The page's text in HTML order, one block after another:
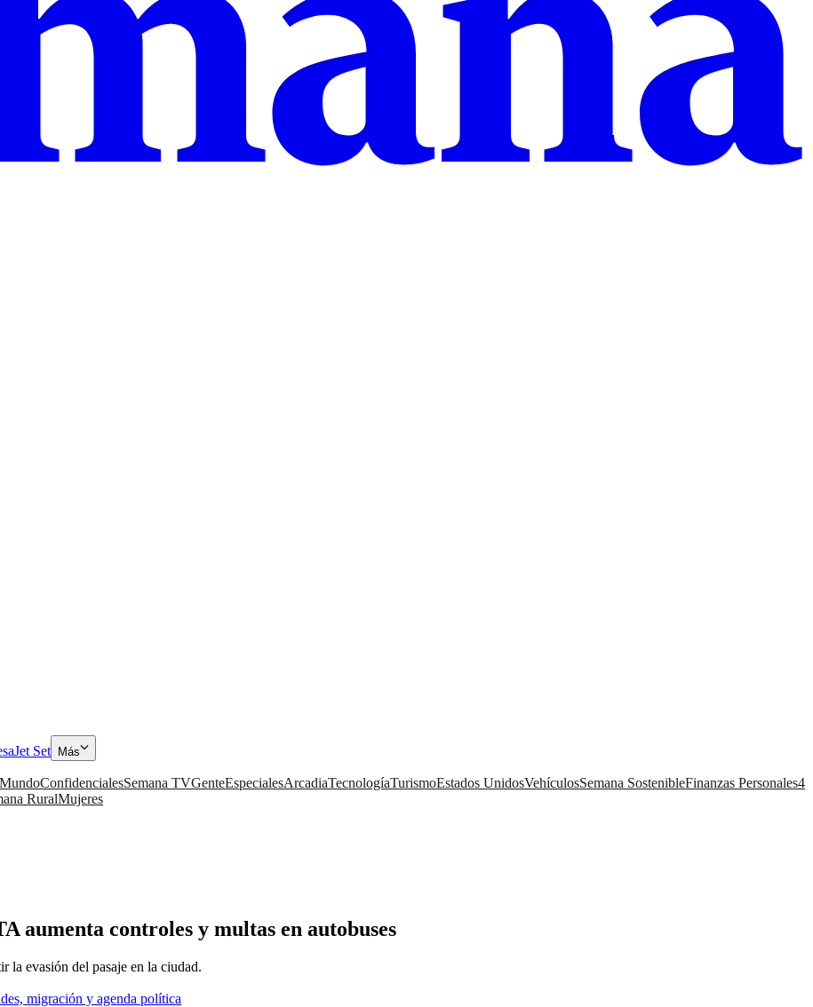
Jet Set Más
MundoConfidencialesSemana TVGenteEspecialesArcadiaTecnologíaTurismoEstados UnidosVehículosSemana SostenibleFinanzas Personales4
RuralMujeres
aumenta controles y multas en autobuses
la evasión del pasaje en la ciudad.
migración y agenda política